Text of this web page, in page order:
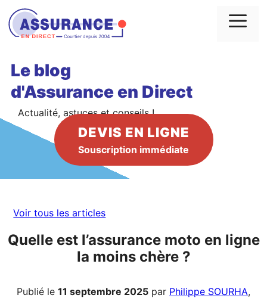
Aller
au
contenu
Le blog
d'Assurance en Direct
Actualité, astuces et conseils !
DEVIS EN LIGNE
Souscription immédiate
Voir tous les articles
Quelle est l’assurance moto en ligne
la moins chère ?
Publié le 11 septembre 2025 par Philippe SOURHA,